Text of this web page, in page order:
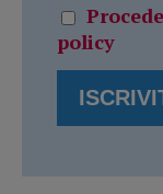
policy